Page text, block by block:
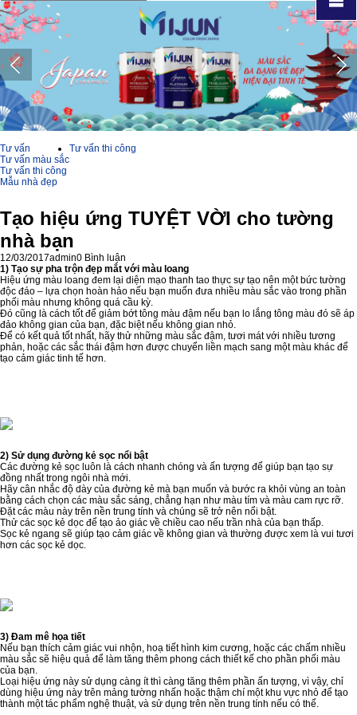
Tư vấn
Tư vấn màu sắc
Tư vấn thi công
Mẫu nhà đẹp
Tư vấn thi công
Tạo hiệu ứng TUYỆT VỜI cho tường
nhà bạn
12/03/2017admin0 Bình luận
1) Tạo sự pha trộn đẹp mắt với màu loang
Hiệu ứng màu loang đem lại diện mạo thanh tao thực sự tạo nên một bức tường
độc đáo – lựa chọn hoàn hảo nếu bạn muốn đưa nhiều màu sắc vào trong phần
phối màu nhưng không quá cầu kỳ.
Đó cũng là cách tốt để giảm bớt tông màu đậm nếu bạn lo lắng tông màu đó sẽ áp
đảo không gian của bạn, đặc biệt nếu không gian nhỏ.
Để có kết quả tốt nhất, hãy thử những màu sắc đậm, tươi mát với nhiều tương
phản, hoặc các sắc thái đậm hơn được chuyển liền mạch sang một màu khác để
tạo cảm giác tinh tế hơn.
2) Sử dụng đường kẻ sọc nổi bật
Các đường kẻ sọc luôn là cách nhanh chóng và ấn tượng để giúp bạn tạo sự
đồng nhất trong ngôi nhà mới.
Hãy cân nhắc độ dày của đường kẻ mà bạn muốn và bước ra khỏi vùng an toàn
bằng cách chọn các màu sắc sáng, chẳng hạn như màu tím và màu cam rực rỡ.
Đặt các màu này trên nền trung tính và chúng sẽ trở nên nổi bật.
Thử các sọc kẻ dọc để tạo ảo giác về chiều cao nếu trần nhà của bạn thấp.
Sọc kẻ ngang sẽ giúp tạo cảm giác về không gian và thường được xem là vui tươi
hơn các sọc kẻ dọc.
3) Đam mê họa tiết
Nếu bạn thích cảm giác vui nhộn, hoạ tiết hình kim cương, hoặc các chấm nhiều
màu sắc sẽ hiệu quả để làm tăng thêm phong cách thiết kế cho phần phối màu
của bạn.
Loại hiệu ứng này sử dụng càng ít thì càng tăng thêm phần ấn tượng, vì vậy, chỉ
dùng hiệu ứng này trên mảng tường nhấn hoặc thậm chí một khu vực nhỏ để tạo
thành một tác phẩm nghệ thuật, và sử dụng trên nền trung tính nếu có thể.